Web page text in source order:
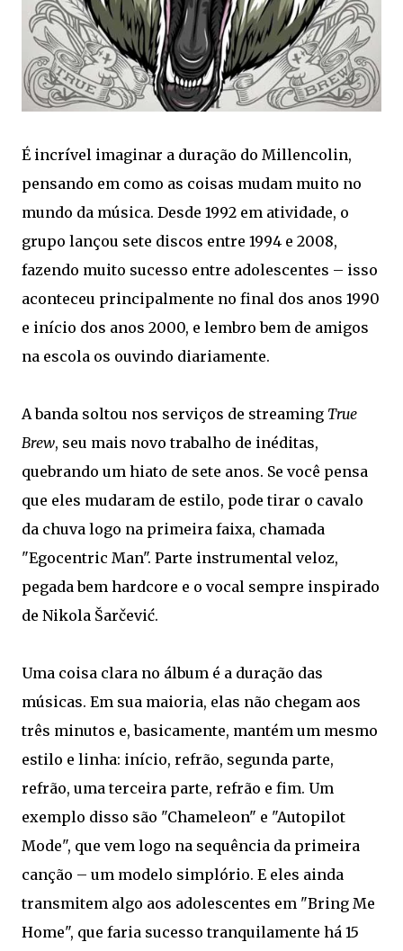
É incrível imaginar a duração do Millencolin,
pensando em como as coisas mudam muito no
mundo da música. Desde 1992 em atividade, o
grupo lançou sete discos entre 1994 e 2008,
fazendo muito sucesso entre adolescentes – isso
aconteceu principalmente no final dos anos 1990
e início dos anos 2000, e lembro bem de amigos
na escola os ouvindo diariamente.
A banda soltou nos serviços de streaming True
Brew, seu mais novo trabalho de inéditas,
quebrando um hiato de sete anos. Se você pensa
que eles mudaram de estilo, pode tirar o cavalo
da chuva logo na primeira faixa, chamada
"Egocentric Man". Parte instrumental veloz,
pegada bem hardcore e o vocal sempre inspirado
de Nikola Šarčević.
Uma coisa clara no álbum é a duração das
músicas. Em sua maioria, elas não chegam aos
três minutos e, basicamente, mantém um mesmo
estilo e linha: início, refrão, segunda parte,
refrão, uma terceira parte, refrão e fim. Um
exemplo disso são "Chameleon" e "Autopilot
Mode", que vem logo na sequência da primeira
canção – um modelo simplório. E eles ainda
transmitem algo aos adolescentes em "Bring Me
Home", que faria sucesso tranquilamente há 15